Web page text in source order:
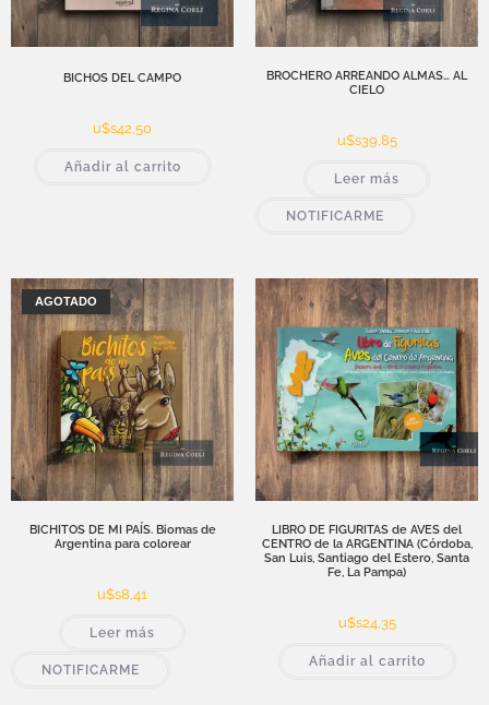
BICHOS DEL CAMPO
u$s42,50
Añadir al carrito
BROCHERO ARREANDO ALMAS… AL
CIELO
u$s39,85
Leer más
NOTIFICARME
AGOTADO
BICHITOS DE MI PAÍS. Biomas de
Argentina para colorear
u$s8,41
Leer más
NOTIFICARME
LIBRO DE FIGURITAS de AVES del
CENTRO de la ARGENTINA (Córdoba,
San Luis, Santiago del Estero, Santa
Fe, La Pampa)
u$s24,35
Añadir al carrito